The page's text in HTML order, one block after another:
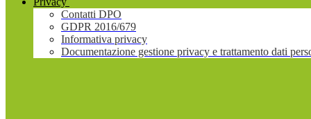
Contatti DPO
GDPR 2016/679
Informativa privacy
Documentazione gestione privacy e trattamento dati